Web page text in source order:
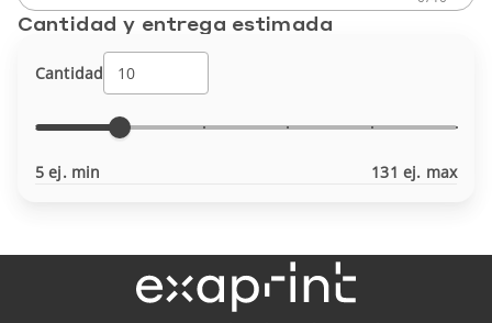
Cantidad y entrega estimada
Cantidad
5 ej. min 131 ej. max